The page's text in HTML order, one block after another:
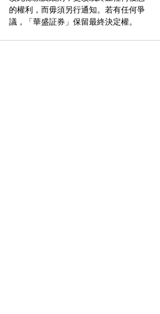
的權利，而毋須另行通知。若有任何爭
議，「華盛証券」保留最終決定權。